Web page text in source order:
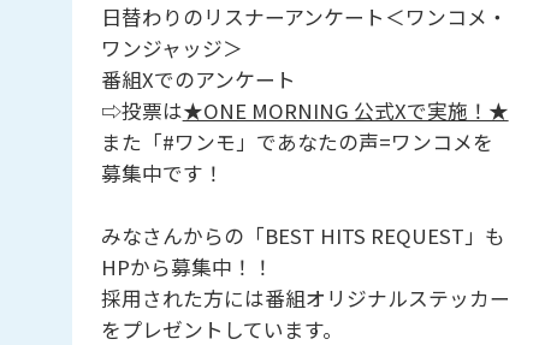
日替わりのリスナーアンケート＜ワンコメ・
ワンジャッジ＞
番組Xでのアンケート
⇨投票は★ONE MORNING 公式Xで実施！★
また「#ワンモ」であなたの声=ワンコメを
募集中です！
みなさんからの「BEST HITS REQUEST」も
HPから募集中！！
採用された方には番組オリジナルステッカー
をプレゼントしています。